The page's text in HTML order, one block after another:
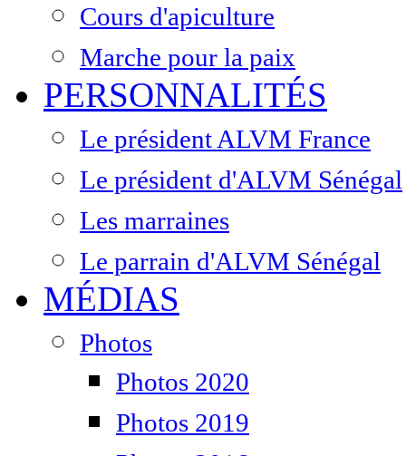
Cours d'apiculture
Marche pour la paix
PERSONNALITÉS
Le président ALVM France
Le président d'ALVM Sénégal
Les marraines
Le parrain d'ALVM Sénégal
MÉDIAS
Photos
Photos 2020
Photos 2019